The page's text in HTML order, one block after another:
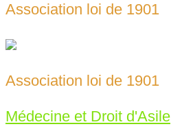
Association loi de 1901
Association loi de 1901
Médecine et Droit d'Asile